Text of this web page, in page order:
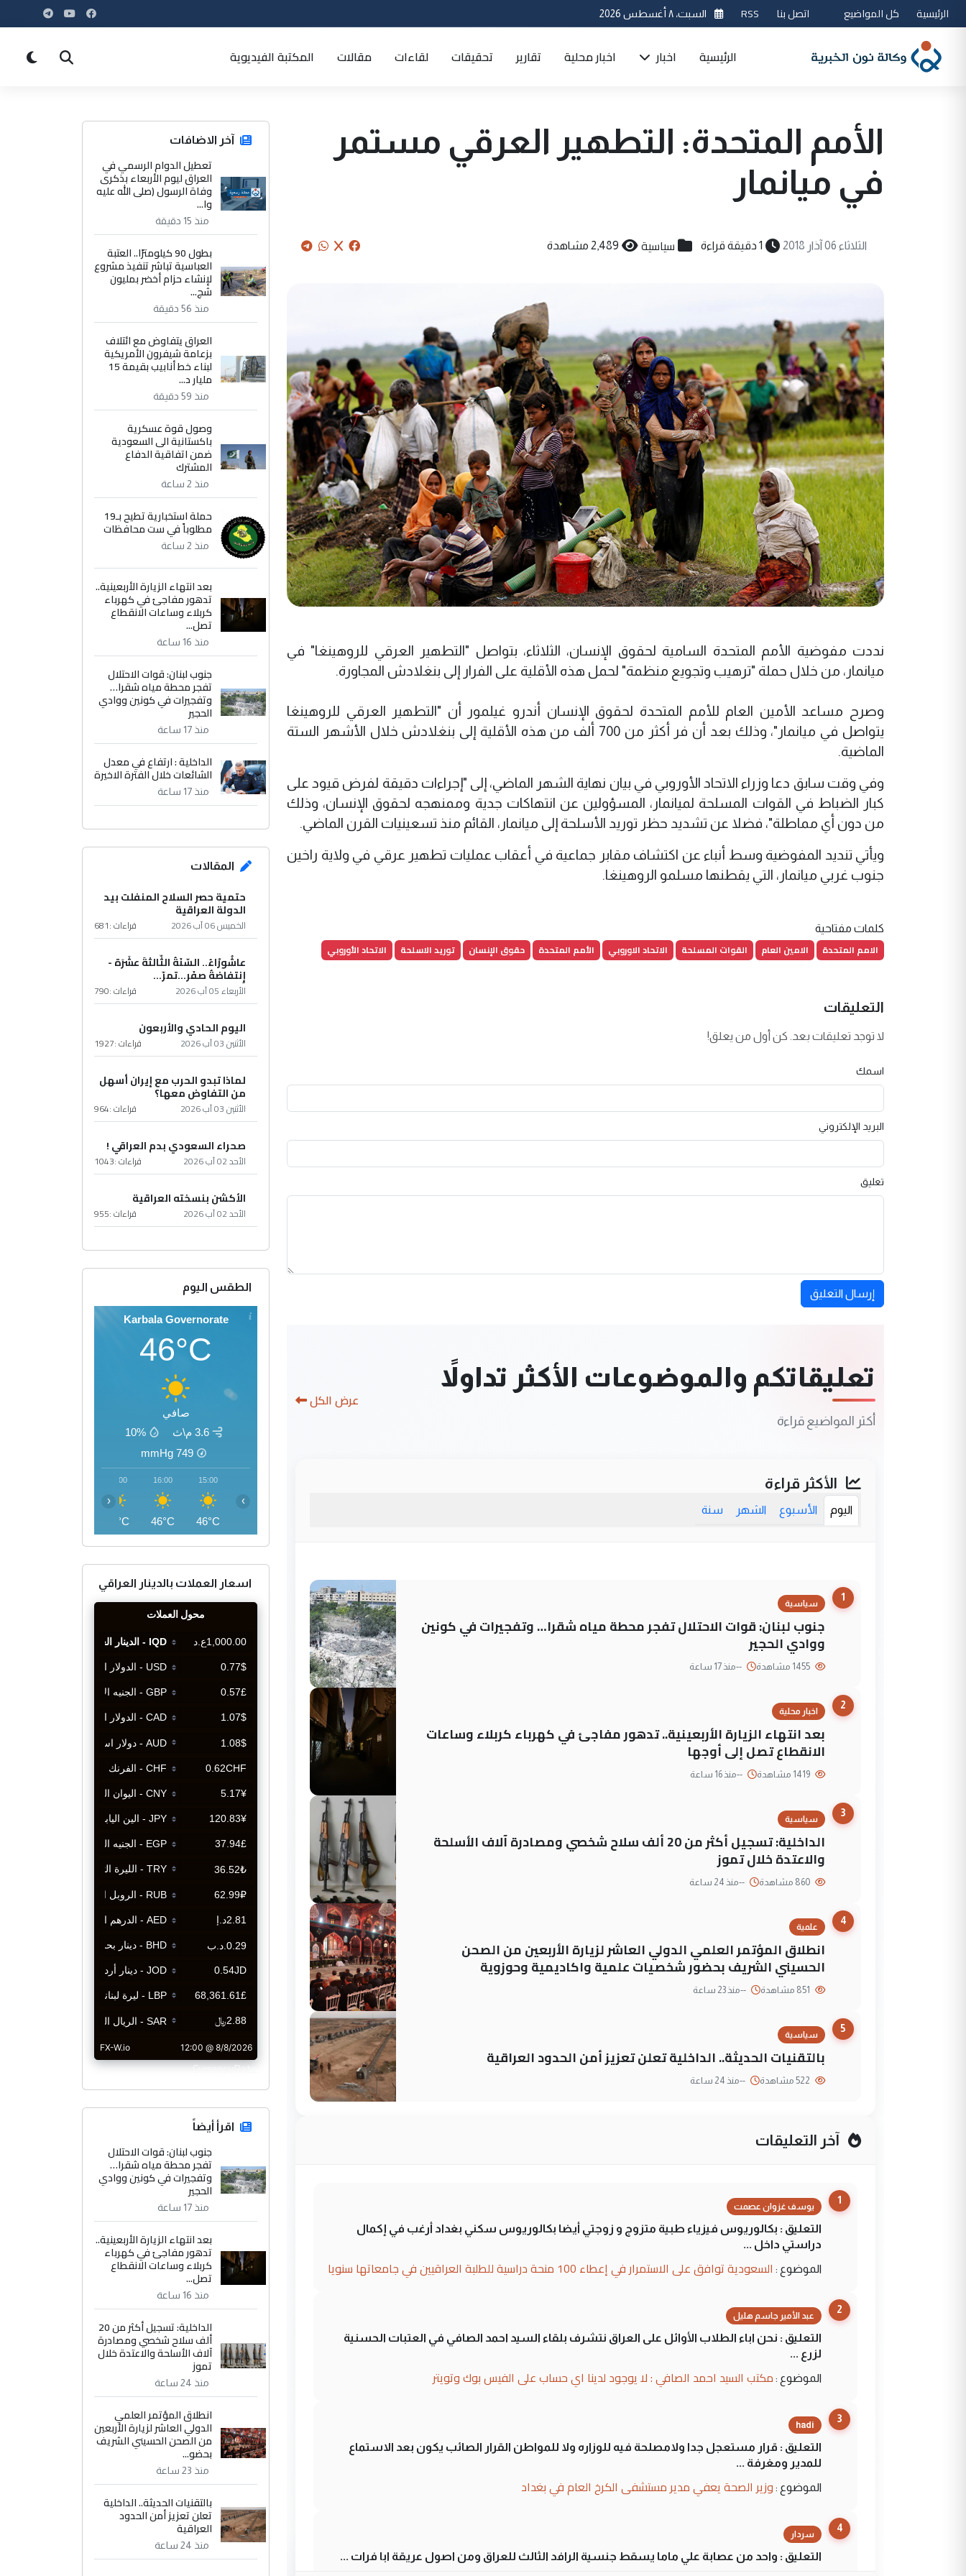
الرئيسية كل المواضيع اتصل بنا RSS السبت، ٨ أغسطس 2026
الرئيسية اخبار اخبار محلية تقارير تحقيقات لقاءات مقالات المكتبة الفيديوية
الأمم المتحدة: التطهير العرقي مستمر
في ميانمار
الثلاثاء 06 آذار 2018 1 دقيقة قراءة سياسية 2,489 مشاهدة
نددت مفوضية الأمم المتحدة السامية لحقوق الإنسان، الثلاثاء، بتواصل "التطهير العرقي للروهينغا" في
ميانمار، من خلال حملة "ترهيب وتجويع منظمة" لحمل هذه الأقلية على الفرار إلى بنغلادش المجاورة.
وصرح مساعد الأمين العام للأمم المتحدة لحقوق الإنسان أندرو غيلمور أن "التطهير العرقي للروهينغا
يتواصل في ميانمار"، وذلك بعد أن فر أكثر من 700 ألف من هذه الأقلية إلى بنغلادش خلال الأشهر الستة
الماضية.
وفي وقت سابق دعا وزراء الاتحاد الأوروبي في بيان نهاية الشهر الماضي، إلى "إجراءات دقيقة لفرض قيود على
كبار الضباط في القوات المسلحة لميانمار، المسؤولين عن انتهاكات جدية وممنهجه لحقوق الإنسان، وذلك
من دون أي مماطلة"، فضلا عن تشديد حظر توريد الأسلحة إلى ميانمار، القائم منذ تسعينيات القرن الماضي.
ويأتي تنديد المفوضية وسط أنباء عن اكتشاف مقابر جماعية في أعقاب عمليات تطهير عرقي في ولاية راخين
جنوب غربي ميانمار، التي يقطنها مسلمو الروهينغا.
كلمات مفتاحية
الامم المتحدة الامين العام القوات المسلحة الاتحاد الاوروبي الأمم المتحدة حقوق الإنسان توريد الاسلحة الاتحاد الأوروبي
التعليقات
لا توجد تعليقات بعد. كن أول من يعلق!
اسمك
البريد الإلكتروني
تعليق
إرسال التعليق
تعليقاتكم والموضوعات الأكثر تداولاً
أكثر المواضيع قراءة
عرض الكل
الأكثر قراءة
اليوم الأسبوع الشهر سنة
1
سياسية
جنوب لبنان: قوات الاحتلال تفجر محطة مياه شقرا… وتفجيرات في كونين
ووادي الحجير
--منذ 17 ساعة
2
اخبار محلية
بعد انتهاء الزيارة الأربعينية.. تدهور مفاجئ في كهرباء كربلاء وساعات
الانقطاع تصل إلى أوجها
--منذ 16 ساعة
3
سياسية
الداخلية: تسجيل أكثر من 20 ألف سلاح شخصي ومصادرة آلاف الأسلحة
والاعتدة خلال تموز
--منذ 24 ساعة
4
علمية
انطلاق المؤتمر العلمي الدولي العاشر لزيارة الأربعين من الصحن
الحسيني الشريف بحضور شخصيات علمية واكاديمية وحوزوية
--منذ 23 ساعة
5
سياسية
بالتقنيات الحديثة.. الداخلية تعلن تعزيز أمن الحدود العراقية
--منذ 24 ساعة
آخر التعليقات
1
يوسف غزوان عصمت
التعليق : بكالوريوس فيزياء طبية متزوج و زوجتي أيضا بكالوريوس سكني بغداد أرغب في إكمال
دراستي داخل ...
الموضوع : السعودية توافق على الاستمرار في إعطاء 100 منحة دراسية للطلبة العراقيين في جامعاتها سنويا
2
عبد الأمير جاسم هليل
التعليق : نحن اباء الطلاب الأوائل على العراق نتشرف بلقاء السيد احمد الصافي في العتبات الحسنية
لزرع ...
الموضوع : مكتب السيد احمد الصافي : لا يوجود لدينا اي حساب على الفيس بوك وتويتر
3
hadi
التعليق : قرار مستعجل جدا ولامصلحة فيه للوزاره ولا للمواطن القرار الصائب يكون بعد الاستماع
للمدير ومغرفة ...
الموضوع : وزير الصحة يعفي مدير مستشفى الكرخ العام في بغداد
4
سردار
التعليق : واحد من عصابة علي ماما يسقط جنسية الرافد الثالث للعراق ومن اصول عريقة ابا فرات ...
آخر الاضافات
تعطيل الدوام الرسمي في
العراق ليوم الأربعاء بذكرى
وفاة الرسول (صلى الله عليه
وا...
منذ 15 دقيقة
بطول 90 كيلومترًا.. العتبة
العباسية تباشر تنفيذ مشروع
لإنشاء حزام أخضر بمليون
شج...
منذ 56 دقيقة
العراق يتفاوض مع ائتلاف
بزعامة شيفرون الأمريكية
لبناء خط أنابيب بقيمة 15
مليار د...
منذ 59 دقيقة
وصول قوة عسكرية
باكستانية الى السعودية
ضمن اتفاقية الدفاع
المشترك
منذ 2 ساعة
حملة استخبارية تطيح بـ19
مطلوباً في ست محافظات
منذ 2 ساعة
بعد انتهاء الزيارة الأربعينية..
تدهور مفاجئ في كهرباء
كربلاء وساعات الانقطاع
تصل...
منذ 16 ساعة
جنوب لبنان: قوات الاحتلال
تفجر محطة مياه شقرا…
وتفجيرات في كونين ووادي
الحجير
منذ 17 ساعة
الداخلية : ارتفاع في معدل
الشائعات خلال الفترة الاخيرة
منذ 17 ساعة
المقالات
حتمية حصر السلاح المنفلت بيد
الدولة العراقية
الخميس 06 آب 2026 قراءات :681
عاشُورْاءُ.. السّنَةُ الثّالثةَ عشَرَة -
إِنتفاضةُ صفَر…تمرّ...
الأربعاء 05 آب 2026 قراءات :790
اليوم الحادي والأربعون
الأثنين 03 آب 2026 قراءات :1927
لماذا تبدو الحرب مع إيران أسهل
من التفاوض معها؟
الأثنين 03 آب 2026 قراءات :964
صحراء السعودي بدم العراقي !
الأحد 02 آب 2026 قراءات :1043
الأكشن بنسخته العراقية
الأحد 02 آب 2026 قراءات :955
الطقس اليوم
Karbala Governorate
46°C
صافي
3.6 م\ث
10%
749
mmHg
15:00
46°C
16:00
46°C
17:00
45°C
‹ ›
اسعار العملات بالدينار العراقي
CurrencyRate
اقرأ أيضاً
جنوب لبنان: قوات الاحتلال
تفجر محطة مياه شقرا…
وتفجيرات في كونين ووادي
الحجير
منذ 17 ساعة
بعد انتهاء الزيارة الأربعينية..
تدهور مفاجئ في كهرباء
كربلاء وساعات الانقطاع
تصل...
منذ 16 ساعة
الداخلية: تسجيل أكثر من 20
ألف سلاح شخصي ومصادرة
آلاف الأسلحة والاعتدة خلال
تموز
منذ 24 ساعة
انطلاق المؤتمر العلمي
الدولي العاشر لزيارة الأربعين
من الصحن الحسيني الشريف
بحضو...
منذ 23 ساعة
بالتقنيات الحديثة.. الداخلية
تعلن تعزيز أمن الحدود
العراقية
منذ 24 ساعة